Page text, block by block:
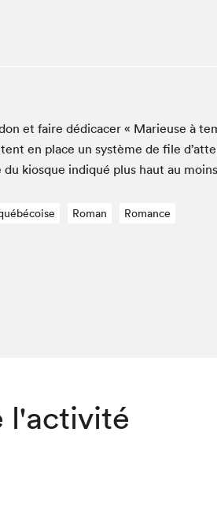
du Salon du livre
Le
Liseur
et faire dédi­cac­er « Marieuse à
en place un sys­tème de file
du kiosque indiqué plus haut au moins
Roman Romance
l'activité